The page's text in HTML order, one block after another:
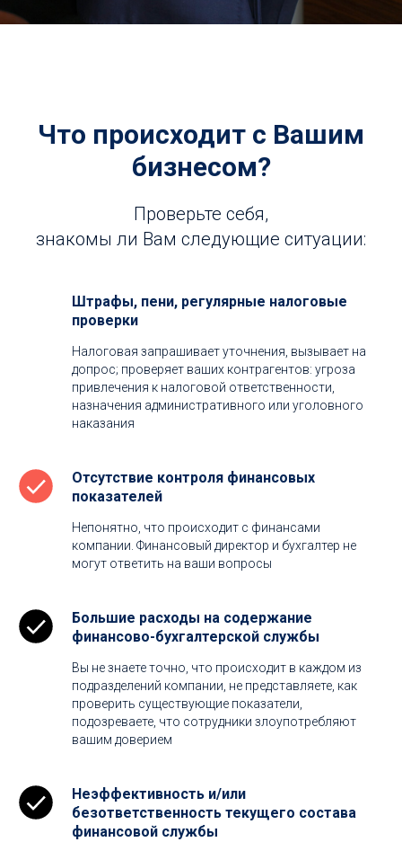
Что происходит с Вашим
бизнесом?
Проверьте себя,
знакомы ли Вам следующие ситуации:
Штрафы, пени, регулярные налоговые
проверки
Налоговая запрашивает уточнения, вызывает на
допрос; проверяет ваших контрагентов: угроза
привлечения к налоговой ответственности,
назначения административного или уголовного
наказания
Отсутствие контроля финансовых
показателей
Непонятно, что происходит с финансами
компании. Финансовый директор и бухгалтер не
могут ответить на ваши вопросы
Большие расходы на содержание
финансово-бухгалтерской службы
Вы не знаете точно, что происходит в каждом из
подразделений компании, не представляете, как
проверить существующие показатели,
подозреваете, что сотрудники злоупотребляют
вашим доверием
Неэффективность и/или
безответственность текущего состава
финансовой службы